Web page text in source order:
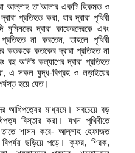
আল্লাহ তা’আলার একটি হিকমত ও
প্রতিহত করা, যার দ্বারা পৃথিবী
দ্বারা কাফেরদেরকে এবং
না করতেন, তাহলে পৃথিবী
কতককে কতকের দ্বারা প্রতিহত না
অনিষ্ট কল্যাণের দ্বারা প্রতিহত
এ সকল যুদ্ধ-বিগ্রহ ও লড়াইয়ের
হয়ে যেত।
আধিপত্যের মাধ্যমে। সবচেয়ে বড়
বিস্তার করা। যখন পৃথিবীতে
তাতে শাসন করে- আল্লাহ হেফাজত
ছড়িয়ে পড়ে। কুফর, শিরক,